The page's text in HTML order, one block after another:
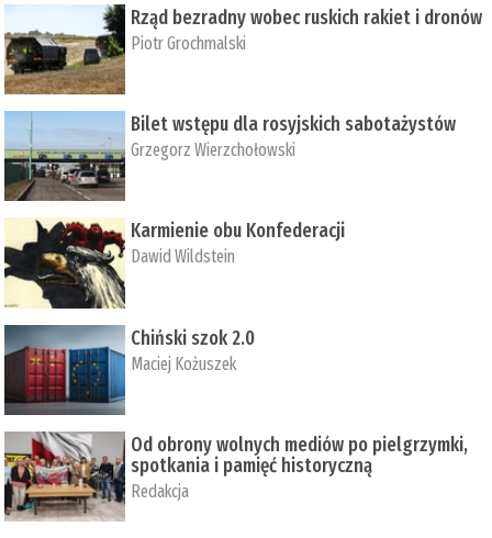
Rząd bezradny wobec ruskich rakiet i dronów
Piotr Grochmalski
Bilet wstępu dla rosyjskich sabotażystów
Grzegorz Wierzchołowski
Karmienie obu Konfederacji
Dawid Wildstein
Chiński szok 2.0
Maciej Kożuszek
Od obrony wolnych mediów po pielgrzymki,
spotkania i pamięć historyczną
Redakcja